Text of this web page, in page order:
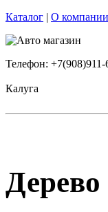
Каталог | О компании
Телефон: +7(908)911-
Калуга
Дерево